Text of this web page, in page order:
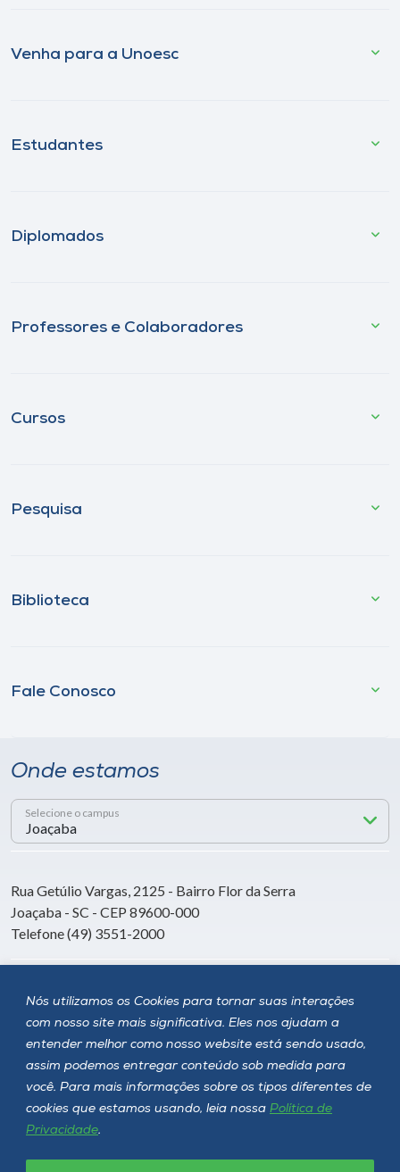
Nós utilizamos os Cookies para tornar suas interações
com nosso site mais significativa. Eles nos ajudam a
entender melhor como nosso website está sendo usado,
assim podemos entregar conteúdo sob medida para
você. Para mais informações sobre os tipos diferentes de
cookies que estamos usando, leia nossa Política de
Privacidade.
Venha para a Unoesc
Estudantes
Diplomados
Professores e Colaboradores
Cursos
Pesquisa
Biblioteca
Fale Conosco
Onde estamos
Selecione o campus
Rua Getúlio Vargas, 2125 - Bairro Flor da Serra
Joaçaba - SC - CEP 89600-000
Telefone (49) 3551-2000
Siga a Unoesc